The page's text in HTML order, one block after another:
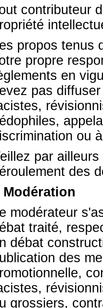
contributeur
propos tenus
propre
en
pas
ou
par
des
Modération
modérateur
traité,
débat
des
grossiers,